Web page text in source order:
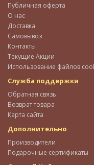
Публичная оферта
О нас
Доставка
Самовывоз
Контакты
Текущие Акции
Использование файлов
Служба поддержки
Обратная связь
Возврат товара
Карта сайта
Дополнительно
Производители
Подарочные сертификаты